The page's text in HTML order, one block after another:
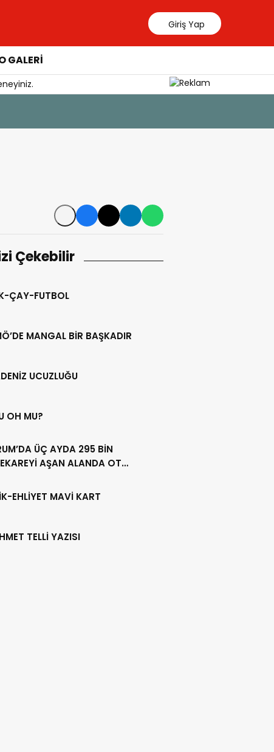
Giriş Yap
GALERİ
Çekebilir
ÇAY-FUTBOL
MANGAL BİR BAŞKADIR
UCUZLUĞU
OH MU?
ÜÇ AYDA 295 BİN
AŞAN ALANDA OT
EHLİYET MAVİ KART
TELLİ YAZISI